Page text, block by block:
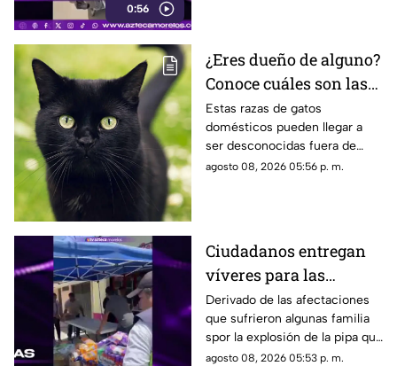
0:56
¿Eres dueño de alguno?
Conoce cuáles son las
cinco razas más raras
de gatos domésticos en
todo el mundo
Estas razas de gatos
domésticos pueden llegar a
ser desconocidas fuera de
círculos especializados, y
agosto 08, 2026 05:56 p. m.
Ciudadanos entregan
víveres para las
familias afectadas por
la explosión de pipa en
Cuernavaca
Derivado de las afectaciones
que sufrieron algunas familia
spor la explosión de la pipa que
transportaba gas LP,
agosto 08, 2026 05:53 p. m.